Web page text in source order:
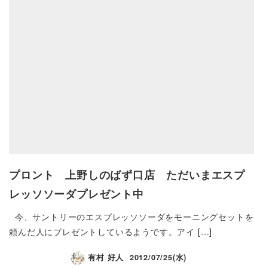
プロント 上野しのばず口店 ただいまエスプ
レッソソーダプレゼント中
今、サントリーのエスプレッソソーダをモーニングセットを
頼んだ人にプレゼントしているようです。アイ […]
有村 好人 2012/07/25(水)